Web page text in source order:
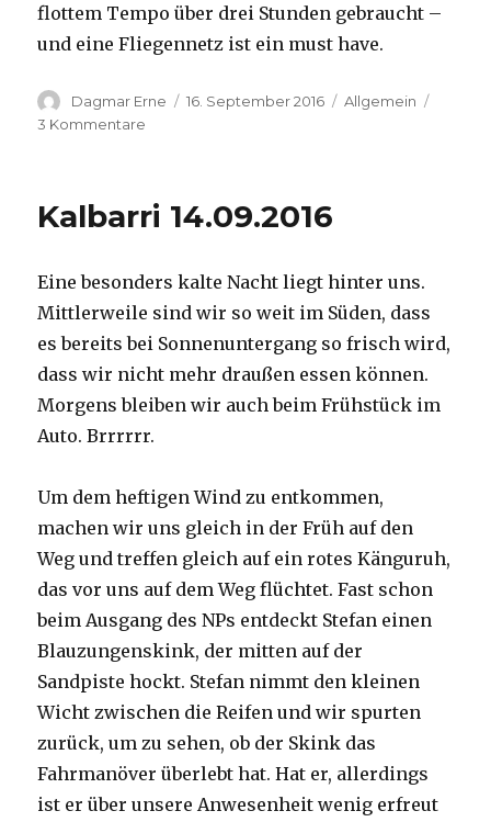
flottem Tempo über drei Stunden gebraucht –
und eine Fliegennetz ist ein must have.
Autor
Dagmar Erne
Veröffentlicht
16. September 2016 Kategorien
Allgemein
3 Kommentare
Kalbarri 14.09.2016
Eine besonders kalte Nacht liegt hinter uns.
Mittlerweile sind wir so weit im Süden, dass
es bereits bei Sonnenuntergang so frisch wird,
dass wir nicht mehr draußen essen können.
Morgens bleiben wir auch beim Frühstück im
Auto. Brrrrrr.
Um dem heftigen Wind zu entkommen,
machen wir uns gleich in der Früh auf den
Weg und treffen gleich auf ein rotes Känguruh,
das vor uns auf dem Weg flüchtet. Fast schon
beim Ausgang des NPs entdeckt Stefan einen
Blauzungenskink, der mitten auf der
Sandpiste hockt. Stefan nimmt den kleinen
Wicht zwischen die Reifen und wir spurten
zurück, um zu sehen, ob der Skink das
Fahrmanöver überlebt hat. Hat er, allerdings
ist er über unsere Anwesenheit wenig erfreut